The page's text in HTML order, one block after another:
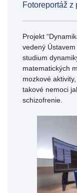
Fotoreportáž z
Projekt
vedený
studium
matematických
mozkové
takové nemoci
schizofrenie.